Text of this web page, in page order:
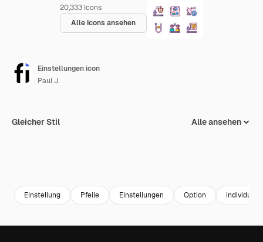
20,333 Icons
Alle Icons ansehen
Einstellungen icon
Paul J.
Gleicher Stil Alle ansehen
Einstellung Pfeile Einstellungen Option individuell